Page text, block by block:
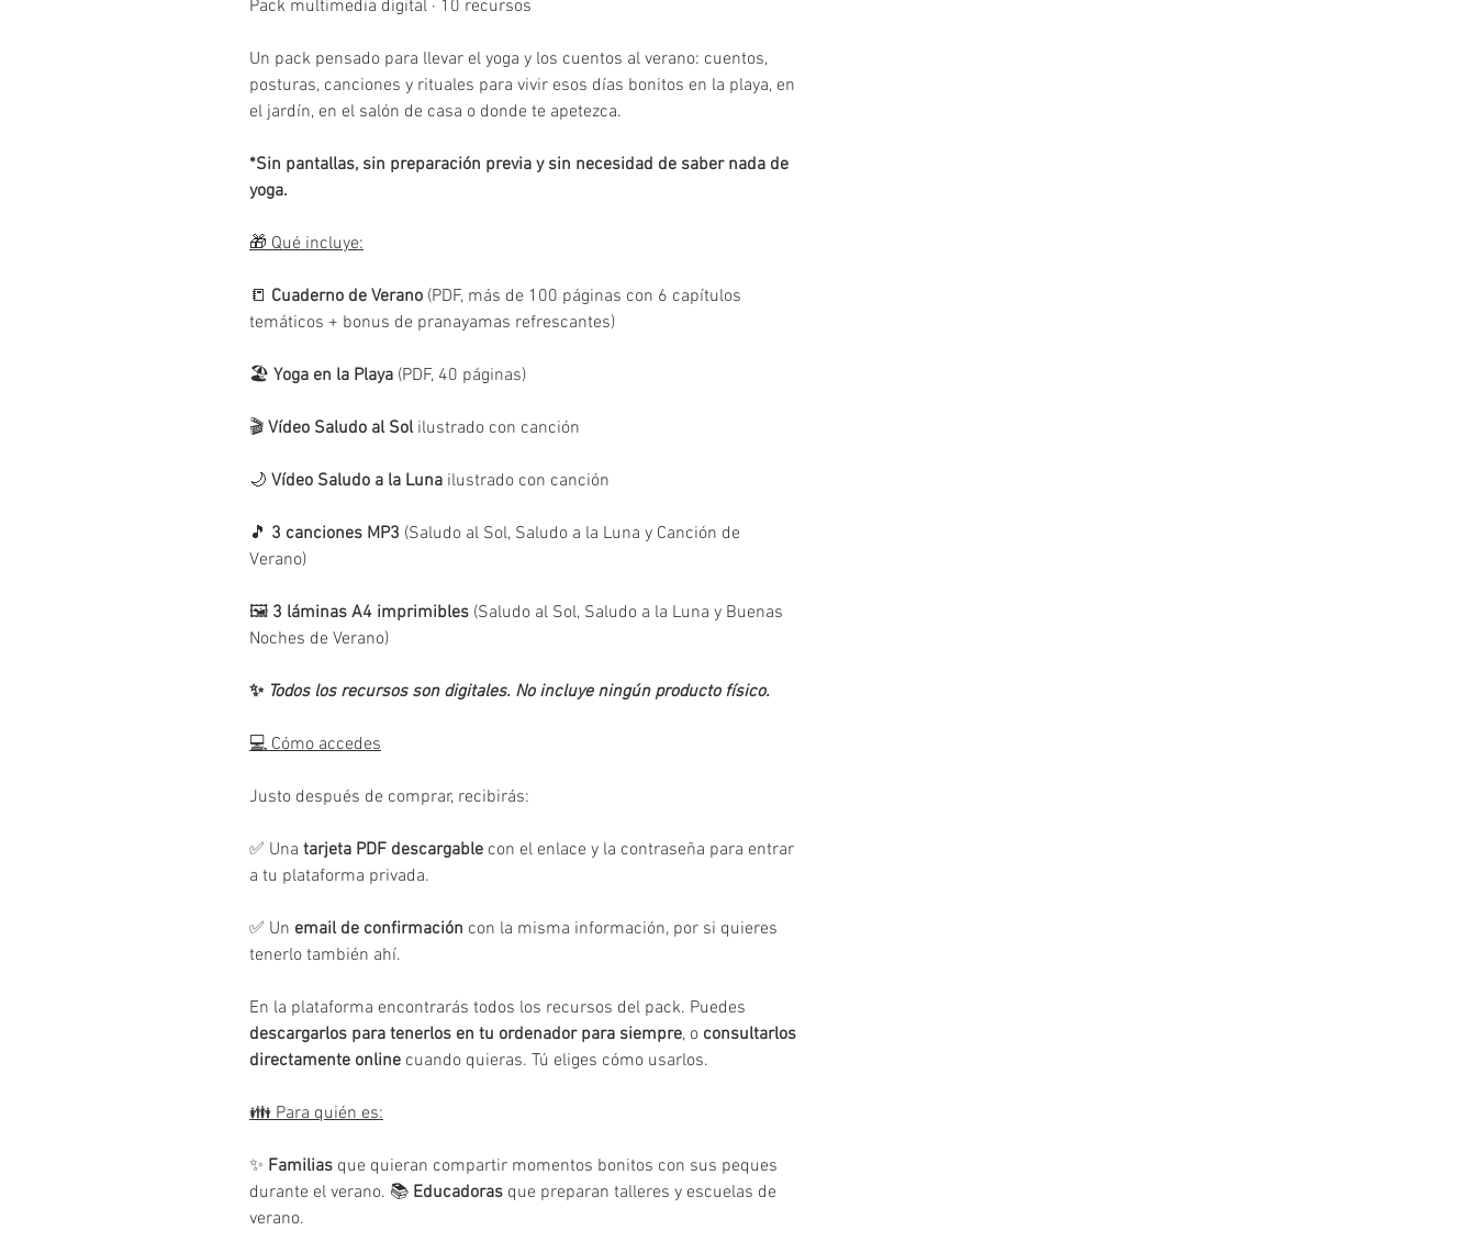
Pack multimedia digital · 10 recursos
Un pack pensado para llevar el yoga y los cuentos al verano: cuentos,
posturas, canciones y rituales para vivir esos días bonitos en la playa, en
el jardín, en el salón de casa o donde te apetezca.
*Sin pantallas, sin preparación previa y sin necesidad de saber nada de
yoga.
🎁 Qué incluye:
📒 Cuaderno de Verano (PDF, más de 100 páginas con 6 capítulos
temáticos + bonus de pranayamas refrescantes)
🏖️ Yoga en la Playa (PDF, 40 páginas)
🎬 Vídeo Saludo al Solilustrado con canción
🌙 Vídeo Saludo a la Luna ilustrado con canción
🎵 3 canciones MP3 (Saludo al Sol, Saludo a la Luna y Canción de
Verano)
🖼️ 3 láminas A4 imprimibles (Saludo al Sol, Saludo a la Luna y Buenas
Noches de Verano)
✨ Todos los recursos son digitales. No incluye ningún producto físico.
💻 Cómo accedes
Justo después de comprar, recibirás:
✅ Una tarjeta PDF descargable con el enlace y la contraseña para entrar
a tu plataforma privada.
✅ Un email de confirmación con la misma información, por si quieres
tenerlo también ahí.
En la plataforma encontrarás todos los recursos del pack. Puedes
descargarlos para tenerlos en tu ordenador para siempre, o consultarlos
directamente online cuando quieras. Tú eliges cómo usarlos.
👪 Para quién es:
✨ Familias que quieran compartir momentos bonitos con sus peques
durante el verano. 📚 Educadoras que preparan talleres y escuelas de
verano.